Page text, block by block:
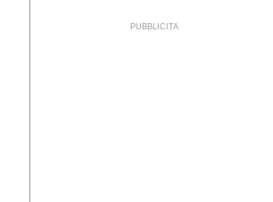
PUBBLICITA